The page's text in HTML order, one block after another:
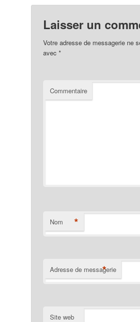
Laisser un
Votre adresse de messagerie ne
avec*
Commentaire
Nom *
Adresse de messagerie
*
Site web